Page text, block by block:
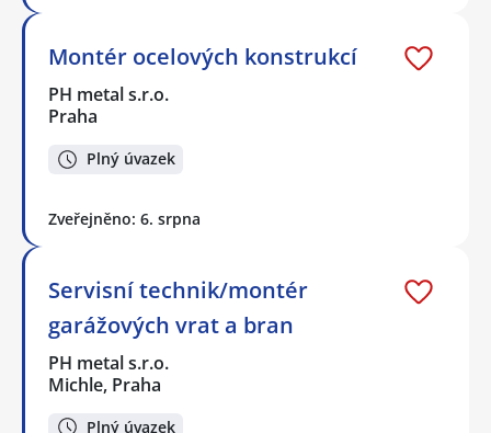
Montér ocelových konstrukcí
PH metal s.r.o.
Praha
Plný úvazek
Zveřejněno: 6. srpna
Servisní technik/montér
garážových vrat a bran
PH metal s.r.o.
Michle, Praha
Plný úvazek